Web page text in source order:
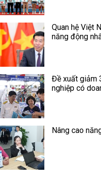
Quan hệ Việt
năng động
Đề xuất giảm
nghiệp có
Nâng cao